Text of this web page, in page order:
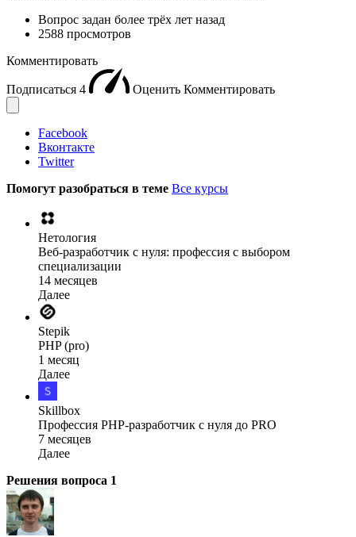
Вопрос задан более трёх лет назад
2588 просмотров
Комментировать
Подписаться 4 Оценить Комментировать
Facebook
Вконтакте
Twitter
Помогут разобраться в теме Все курсы
Нетология
Веб-разработчик с нуля: профессия с выбором
специализации
14 месяцев
Далее
Stepik
PHP (pro)
1 месяц
Далее
Skillbox
Профессия PHP-разработчик с нуля до PRO
7 месяцев
Далее
Решения вопроса 1